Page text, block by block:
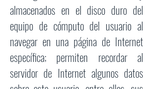
almacenados en el disco duro del
equipo de cómputo del usuario al
navegar en una página de Internet
específica; permiten recordar al
servidor de Internet algunos datos